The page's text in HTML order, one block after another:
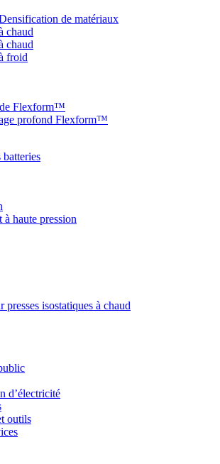
de matériaux
chaud
chaud
froid
Flexform™
profond Flexform™
batteries
à haute pression
isostatiques à chaud
d’électricité
outils